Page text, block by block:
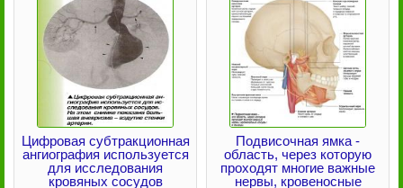
Цифровая субтракционная
ангиография используется
для исследования
кровяных сосудов
Подвисочная ямка -
область, через которую
проходят многие важные
нервы, кровеносные